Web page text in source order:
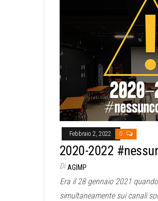
Febbraio 2, 2022 0
2020-2022
Di AGIMP
Era il 28 gennaio 2021
simultaneamente sui canali